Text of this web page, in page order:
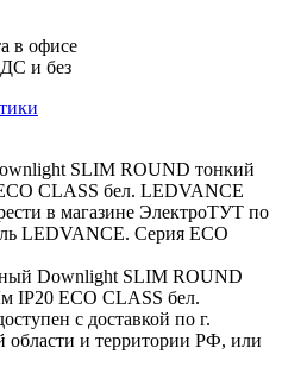
в офисе
и без
SLIM ROUND тонкий
CLASS бел. LEDVANCE
в магазине ЭлектроТУТ по
LEDVANCE. Серия ECO
Downlight SLIM ROUND
IP20 ECO CLASS бел.
с доставкой по г.
области и территории РФ, или